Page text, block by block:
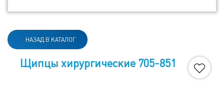
НАЗАД В КАТАЛОГ
Щипцы хирургические 705-851